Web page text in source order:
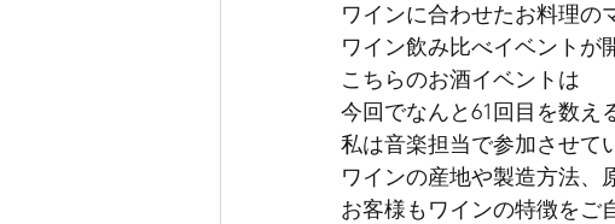
ワインに合わせたお料理の
ワイン飲み比べイベントが
こちらのお酒イベントは
今回でなんと61回目を数え
私は音楽担当で参加させて
ワインの産地や製造方法、
お客様もワインの特徴をご